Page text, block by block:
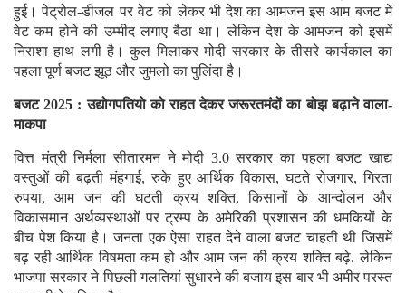
हुई। पेट्रोल-डीजल पर वेट को लेकर भी देश का आमजन इस आम बजट में
वेट कम होने की उम्मीद लगाए बैठा था। लेकिन देश के आमजन को इसमें
निराशा हाथ लगी है। कुल मिलाकर मोदी सरकार के तीसरे कार्यकाल का
पहला पूर्ण बजट झूठ और जुमलो का पुलिंदा है।
बजट 2025 : उद्योगपतियो को राहत देकर जरूरतमंदों का बोझ बढ़ाने वाला-
माकपा
वित्त मंत्री निर्मला सीतारमन ने मोदी 3.0 सरकार का पहला बजट खाद्य
वस्तुओं की बढ़ती मंहगाई, रुके हुए आर्थिक विकास, घटते रोजगार, गिरता
रुपया, आम जन की घटती क्रय शक्ति, किसानों के आन्दोलन और
विकासमान अर्थव्यस्थाओं पर ट्रम्प के अमेरिकी प्रशासन की धमकियों के
बीच पेश किया है। जनता एक ऐसा राहत देने वाला बजट चाहती थी जिसमें
बढ़ रही आर्थिक विषमता कम हो और आम जन की क्रय शक्ति बढ़े. लेकिन
भाजपा सरकार ने पिछली गलतियां सुधारने की बजाय इस बार भी अमीर परस्त